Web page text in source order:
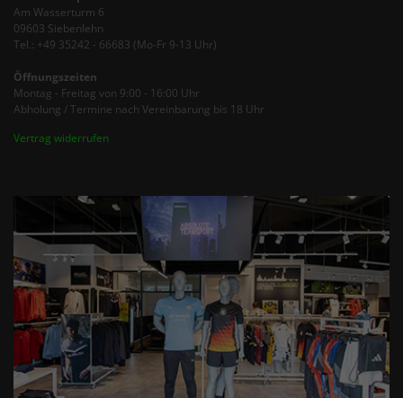
Am Wasserturm 6
09603 Siebenlehn
Tel.: +49 35242 - 66683 (Mo-Fr 9-13 Uhr)
Öffnungszeiten
Montag - Freitag von 9:00 - 16:00 Uhr
Abholung / Termine nach Vereinbarung bis 18 Uhr
Vertrag widerrufen